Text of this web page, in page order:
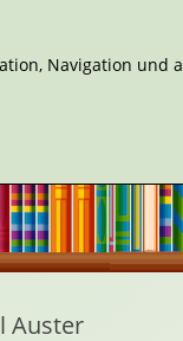
Auster
Navigation und